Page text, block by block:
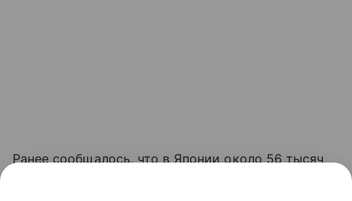
Ранее сообщалось, что в Японии около 56 тысяч